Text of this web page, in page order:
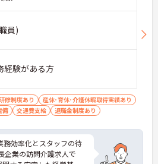
アップと明確なキャリア
されるほか、年2回の
理者へのキャリアアップ
制により、業務のストレ
認をすべてスマートフォ
書類作成や事業所への移
集中できます
司がフォローする体制が
孤立することなくチー
員)
験がある方
修制度あり
産休･育休･介護休暇取得実績あり
備 交通費支給 退職金制度あり
務効率化とスタッフの待
企業の訪問介護求人で